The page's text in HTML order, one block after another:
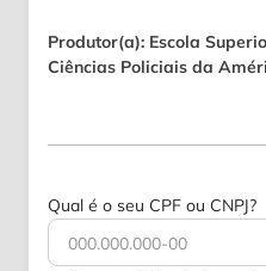
Produtor(a): Escola
Ciências Policiais da
Qual é o seu CPF ou CNPJ?